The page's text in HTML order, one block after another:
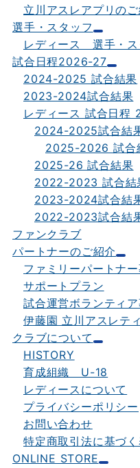
立川アスレアプリの
選手・スタッフ
レディース 選手・ス
試合日程2026-27
2024-2025 試合結果
2023-2024試合結果
レディース 試合日程
2024-2025試合結
2025-2026 試合
2025-26 試合結果
2022-2023 試合結
2023-2024試合結
2022-2023試合結
ファンクラブ
パートナーのご紹介
ファミリーパートナ
サポートプラン
試合運営ボランティ
伊藤園 立川アスレテ
クラブについて
HISTORY
育成組織 U-18
レディースについて
プライバシーポリシー
お問い合わせ
特定商取引法に基づ
ONLINE STORE